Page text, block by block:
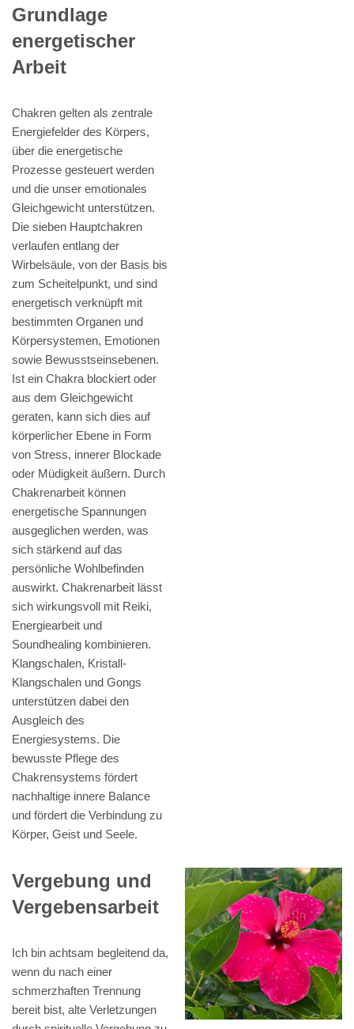
Grundlage
energetischer
Arbeit
Chakren gelten als zentrale
Energiefelder des Körpers,
über die energetische
Prozesse gesteuert werden
und die unser emotionales
Gleichgewicht unterstützen.
Die sieben Hauptchakren
verlaufen entlang der
Wirbelsäule, von der Basis bis
zum Scheitelpunkt, und sind
energetisch verknüpft mit
bestimmten Organen und
Körpersystemen, Emotionen
sowie Bewusstseinsebenen.
Ist ein Chakra blockiert oder
aus dem Gleichgewicht
geraten, kann sich dies auf
körperlicher Ebene in Form
von Stress, innerer Blockade
oder Müdigkeit äußern. Durch
Chakrenarbeit können
energetische Spannungen
ausgeglichen werden, was
sich stärkend auf das
persönliche Wohlbefinden
auswirkt. Chakrenarbeit lässt
sich wirkungsvoll mit Reiki,
Energiearbeit und
Soundhealing kombinieren.
Klangschalen, Kristall-
Klangschalen und Gongs
unterstützen dabei den
Ausgleich des
Energiesystems. Die
bewusste Pflege des
Chakrensystems fördert
nachhaltige innere Balance
und fördert die Verbindung zu
Körper, Geist und Seele.
Vergebung und
Vergebensarbeit
Ich bin achtsam begleitend da,
wenn du nach einer
schmerzhaften Trennung
bereit bist, alte Verletzungen